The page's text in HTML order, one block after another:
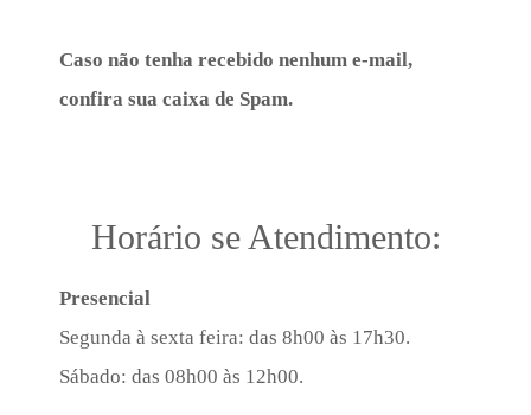
Caso não tenha recebido nenhum e-mail,
confira sua caixa de Spam.
Horário se Atendimento:
Presencial
Segunda à sexta feira: das 8h00 às 17h30.
Sábado: das 08h00 às 12h00.